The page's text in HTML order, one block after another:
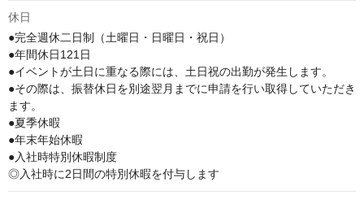
休日
●完全週休二日制（土曜日・日曜日・祝日）
●年間休日121日
●イベントが土日に重なる際には、土日祝の出勤が発生します。
●その際は、振替休日を別途翌月までに申請を行い取得していただき
ます。
●夏季休暇
●年末年始休暇
●入社時特別休暇制度
◎入社時に2日間の特別休暇を付与します